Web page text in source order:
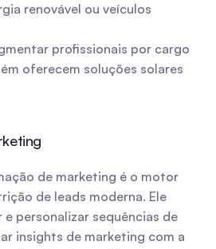
renovável ou veículos
profissionais por cargo
oferecem soluções solares
de marketing é o motor
de leads moderna. Ele
personalizar sequências de
insights de marketing com a